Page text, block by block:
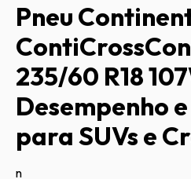
Pneu
235/60 R18
Desempenho
para SUVs e
n